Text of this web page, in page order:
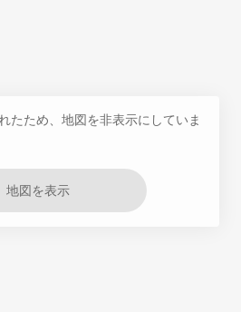
たため、地図を非表示にしていま
地図を表示